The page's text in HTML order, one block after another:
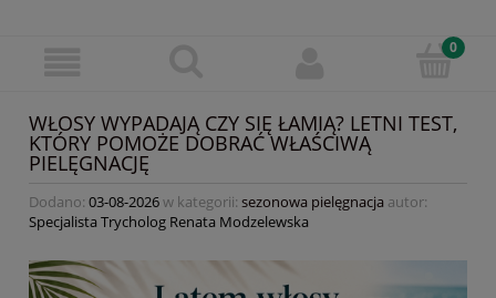
WŁOSY WYPADAJĄ CZY SIĘ ŁAMIĄ? LETNI TEST,
KTÓRY POMOŻE DOBRAĆ WŁAŚCIWĄ
PIELĘGNACJĘ
Dodano: 03-08-2026w kategorii: sezonowa pielęgnacja autor:
Specjalista Trycholog Renata Modzelewska